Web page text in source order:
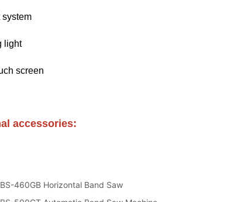
BS-460GB Horizontal Band Saw